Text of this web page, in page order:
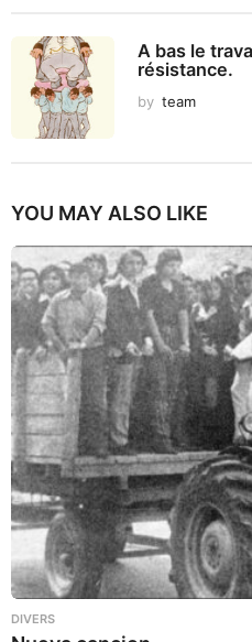
A bas le
résistance.
by team
YOU MAY ALSO LIKE
DIVERS